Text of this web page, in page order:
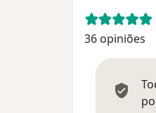
36 opiniões